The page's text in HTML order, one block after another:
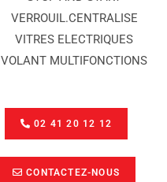
VERROUIL.CENTRALISE
VITRES ELECTRIQUES
VOLANT MULTIFONCTIONS
02 41 20 12 12
CONTACTEZ-NOUS